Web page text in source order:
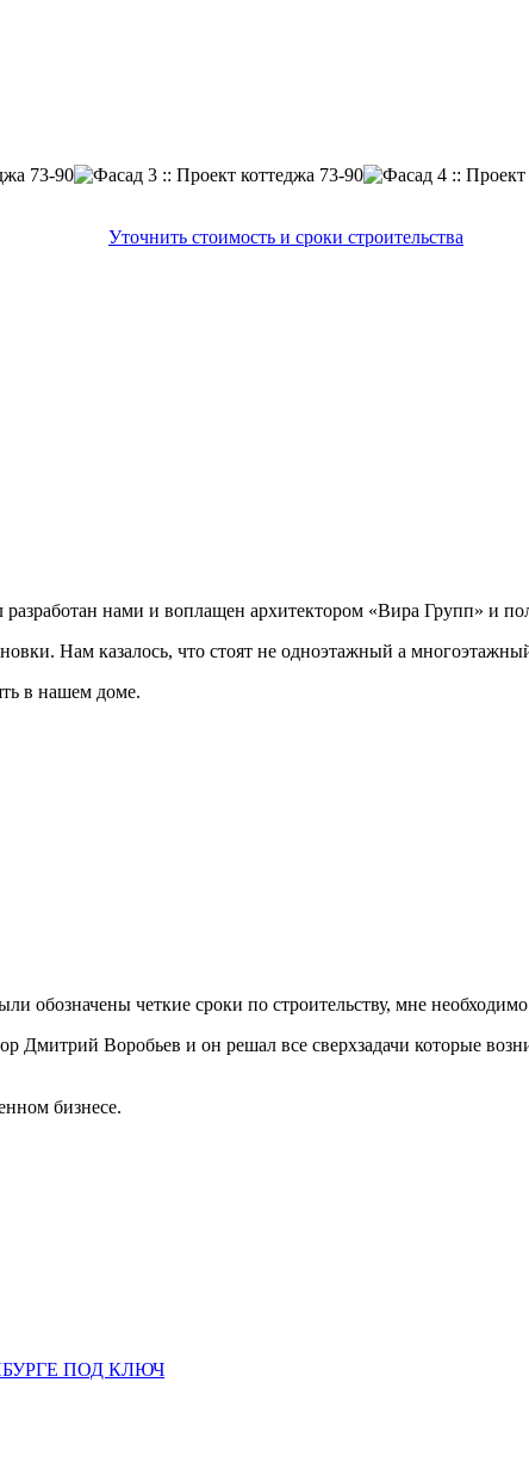
Уточнить стоимость и сроки строительства
нами и воплащен архитектором «Вира Групп» и
Нам казалось, что стоят не одноэтажный а
в нашем доме.
обозначены четкие сроки по строительству, мне
Дмитрий Воробьев и он решал все сверхзадачи которые
бизнесе.
ПОД КЛЮЧ